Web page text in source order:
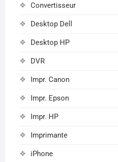
Convertisseur
Desktop Dell
Desktop HP
DVR
Impr. Canon
Impr. Epson
Impr. HP
Imprimante
iPhone